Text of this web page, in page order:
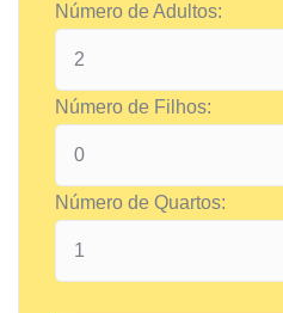
Número de Adultos:
Número de Filhos:
Número de Quartos: